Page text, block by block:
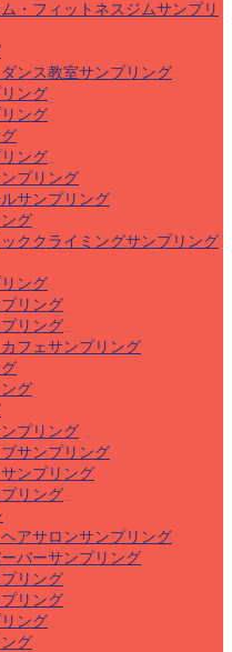
・フィットネスジムサンプリ
ンス教室サンプリング
ング
ング
ング
プリング
サンプリング
グ
ククライミングサンプリング
ング
リング
リング
フェサンプリング
グ
プリング
サンプリング
ンプリング
リング
アサロンサンプリング
バーサンプリング
リング
リング
ング
グ